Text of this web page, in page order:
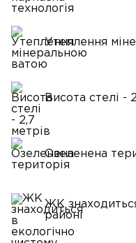
Утеплення
Висота стелі -
Озеленена
ЖК
районі